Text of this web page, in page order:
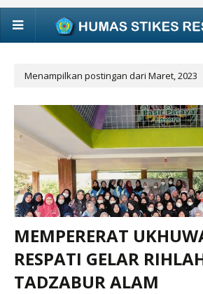
Menampilkan postingan dari Maret, 2023
MEMPERERAT
RESPATI GELAR
TADZABUR ALAM